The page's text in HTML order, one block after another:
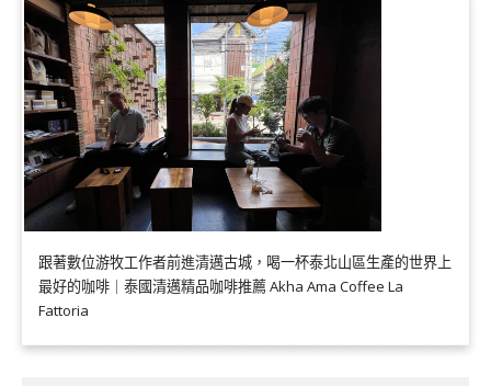
跟著數位游牧工作者前進清邁古城，喝一杯泰北山區生產的世界上
最好的咖啡｜泰國清邁精品咖啡推薦 Akha Ama Coffee La
Fattoria